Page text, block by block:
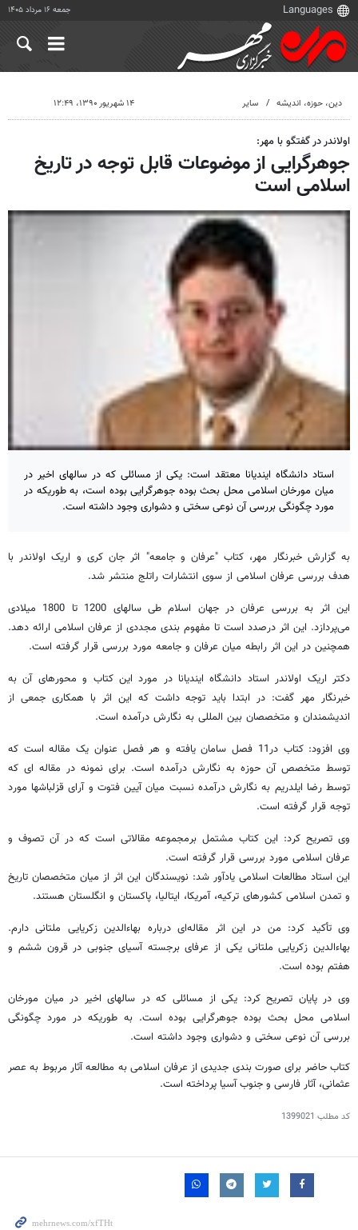
جمعه ۱۶ مرداد ۱۴۰۵
دين، حوزه، انديشه سایر ۱۴ شهریور ۱۳۹۰، ۱۲:۴۹
اولاندر در گفتگو با مهر:
جوهرگرایی از موضوعات قابل توجه در تاریخ
اسلامی است
استاد دانشگاه ایندیانا معتقد است: یکی از مسائلی که در سالهای اخیر در
میان مورخان اسلامی محل بحث بوده جوهرگرایی بوده است، به طوریکه در
مورد چگونگی بررسی آن نوعی سختی و دشواری وجود داشته است.
به گزارش خبرنگار مهر، کتاب "عرفان و جامعه" اثر جان کری و اریک اولاندر با
هدف بررسی عرفان اسلامی از سوی انتشارات راتلج منتشر شد.
این اثر به بررسی عرفان در جهان اسلام طی سالهای 1200 تا 1800 میلادی
می‌پردازد. این اثر درصدد است تا مفهوم بندی مجددی از عرفان اسلامی ارائه دهد.
همچنین در این اثر رابطه میان عرفان و جامعه مورد بررسی قرار گرفته است.
دکتر اریک اولاندر استاد دانشگاه ایندیانا در مورد این کتاب و محورهای آن به
خبرنگار مهر گفت: در ابتدا باید توجه داشت که این اثر با همکاری جمعی از
اندیشمندان و متخصصان بین المللی به نگارش درآمده است.
وی افزود: کتاب در11 فصل سامان یافته و هر فصل عنوان یک مقاله است که
توسط متخصص آن حوزه به نگارش درآمده است. برای نمونه در مقاله ای که
توسط رضا ایلدریم به نگارش درآمده نسبت میان آیین فتوت و آرای قزلباشها مورد
توجه قرار گرفته است.
وی تصریح کرد: این کتاب مشتمل برمجموعه مقالاتی است که در آن تصوف و
عرفان اسلامی مورد بررسی قرار گرفته است.
این استاد مطالعات اسلامی یادآور شد: نویسندگان این اثر از میان متخصصان تاریخ
و تمدن اسلامی کشورهای ترکیه، آمریکا، ایتالیا، پاکستان و انگلستان هستند.
وی تأکید کرد: من در این اثر مقاله‌ای درباره بهاءالدین زکریایی ملتانی دارم.
بهاءالدین زکریایی ملتانی یکی از عرفای برجسته آسیای جنوبی در قرون ششم و
هفتم بوده است.
وی در پایان تصریح کرد: یکی از مسائلی که در سالهای اخیر در میان مورخان
اسلامی محل بحث بوده جوهرگرایی بوده است. به طوریکه در مورد چگونگی
بررسی آن نوعی سختی و دشواری وجود داشته است.
کتاب حاضر برای صورت بندی جدیدی از عرفان اسلامی به مطالعه آثار مربوط به عصر
عثمانی، آثار فارسی و جنوب آسیا پرداخته است.
کد مطلب 1399021